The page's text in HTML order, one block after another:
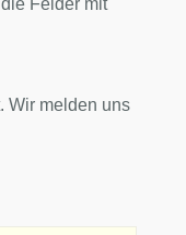
Felder mit
Wir melden uns